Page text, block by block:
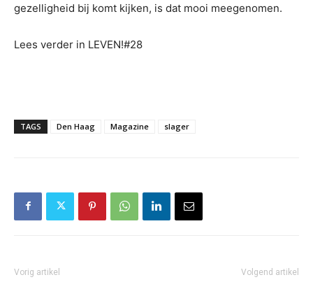
gezelligheid bij komt kijken, is dat mooi meegenomen.
Lees verder in LEVEN!#28
TAGS Den Haag Magazine slager
Vorig artikel Volgend artikel